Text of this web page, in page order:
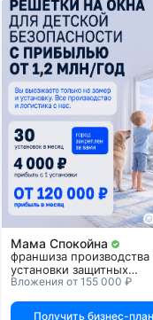
Мама Спокойна
франшиза производства
установки защитных
прозрачных решеток для
Вложения от 155 000 ₽
Получить бизнес-план